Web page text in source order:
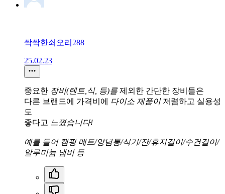
싹싹한쇠오리288
25.02.23
중요한 장비(텐트,식, 등)를 제외한 간단한 장비들은
다른 브랜드에 가격비에
다이소 제품이저렴하고 실용성
도
좋다고 느꼈습니다!
예를 들어 캠핑 메트/양념통/식기/잔/휴지걸이/수건걸이/
알루미늄 냄비 등